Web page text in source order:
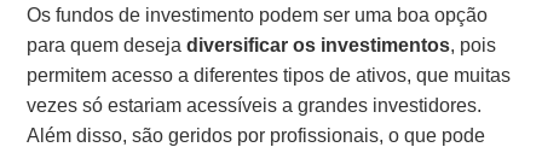
Os fundos de investimento podem ser uma boa opção
para quem desejadiversificar os investimentos, pois
permitem acesso a diferentes tipos de ativos, que muitas
vezes só estariam acessíveis a grandes investidores.
Além disso, são geridos por profissionais, o que pode